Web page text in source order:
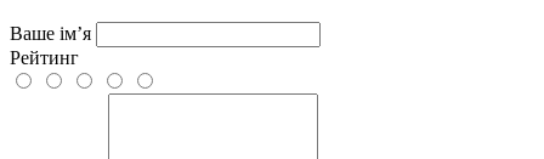
Ваше ім’я
Рейтинг